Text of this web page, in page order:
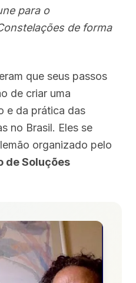
para o
de forma
que seus passos
de criar uma
e da prática das
no Brasil. Eles se
organizado pelo
de Soluções